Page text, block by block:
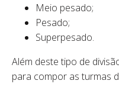
Meio pesado;
Pesado;
Superpesado.
Além deste tipo de
para compor as turmas